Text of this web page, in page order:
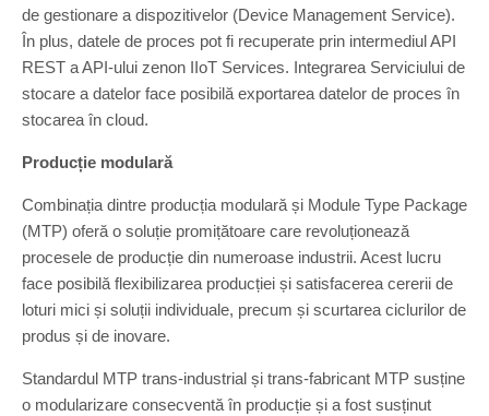
de gestionare a dispozitivelor (Device Management Service).
În plus, datele de proces pot fi recuperate prin intermediul API
REST a API-ului zenon IIoT Services. Integrarea Serviciului de
stocare a datelor face posibilă exportarea datelor de proces în
stocarea în cloud.
Producție modulară
Combinația dintre producția modulară și Module Type Package
(MTP) oferă o soluție promițătoare care revoluționează
procesele de producție din numeroase industrii. Acest lucru
face posibilă flexibilizarea producției și satisfacerea cererii de
loturi mici și soluții individuale, precum și scurtarea ciclurilor de
produs și de inovare.
Standardul MTP trans-industrial și trans-fabricant MTP susține
o modularizare consecventă în producție și a fost susținut